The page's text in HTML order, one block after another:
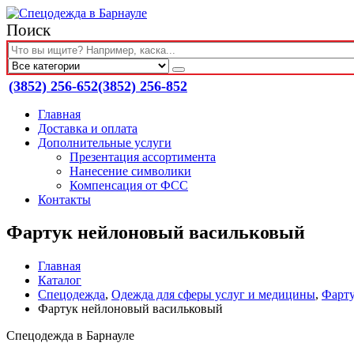
Поиск
(3852) 256-652(3852) 256-852
Главная
Доставка и оплата
Дополнительные услуги
Презентация ассортимента
Нанесение символики
Компенсация от ФСС
Контакты
Фартук нейлоновый васильковый
Главная
Каталог
Спецодежда, Одежда для сферы услуг и медицины,
Фартук нейлоновый васильковый
Спецодежда в Барнауле